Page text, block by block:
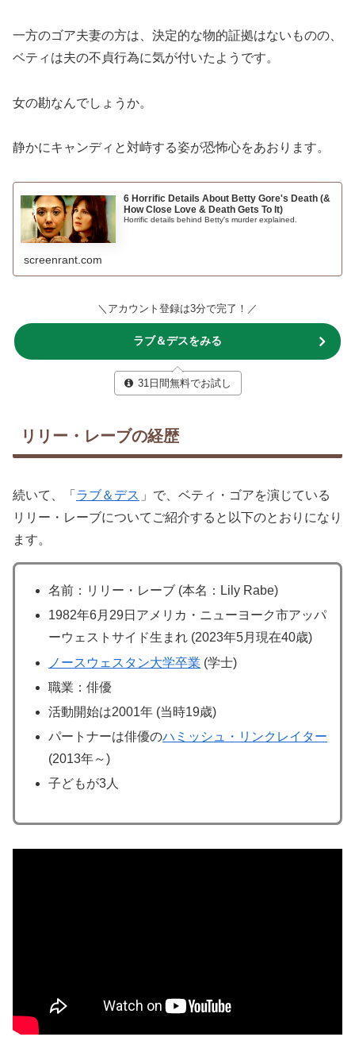
一方のゴア夫妻の方は、決定的な物的証拠はないものの、
ベティは夫の不貞行為に気が付いたようです。
女の勘なんでしょうか。
静かにキャンディと対峙する姿が恐怖心をあおります。
6 Horrific Details About Betty Gore's Death (&
How Close Love & Death Gets To It)
Horrific details behind Betty's murder explained.
screenrant.com
＼アカウント登録は3分で完了！／
ラブ＆デスをみる
31日間無料でお試し
リリー・レーブの経歴
続いて、「 ラブ＆デス 」で、ベティ・ゴアを演じている
リリー・レーブについてご紹介すると以下のとおりになり
ます。
名前：リリー・レーブ (本名：Lily Rabe)
1982年6月29日アメリカ・ニューヨーク市アッパ
ーウェストサイド生まれ (2023年5月現在40歳)
ノースウェスタン大学卒業 (学士)
職業：俳優
活動開始は2001年 (当時19歳)
パートナーは俳優のハミッシュ・リンクレイター
(2013年～)
子どもが3人